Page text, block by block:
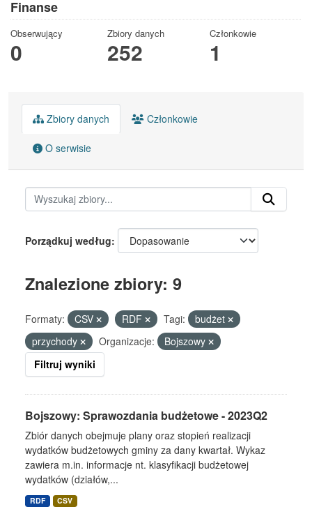
Finanse
Obserwujący
0
Zbiory danych
252
Członkowie
1
Zbiory danych Członkowie
O serwisie
Porządkuj według
Znalezione zbiory: 9
Formaty: CSV RDF Tagi:
budżet
przychody
Organizacje:
Bojszowy
Filtruj wyniki
Bojszowy: Sprawozdania budżetowe - 2023Q2
Zbiór danych obejmuje plany oraz stopień realizacji
wydatków budżetowych gminy za dany kwartał. Wykaz
zawiera m.in. informacje nt. klasyfikacji budżetowej
wydatków (działów,...
RDF CSV